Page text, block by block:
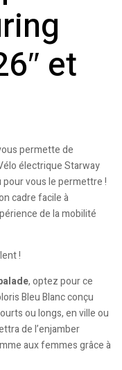
et
permette de
électrique Starway
pour vous le permettre !
cadre facile à
de la mobilité
!
, optez pour ce
Bleu Blanc conçu
ou longs, en ville ou
de l’enjamber
aux femmes grâce à